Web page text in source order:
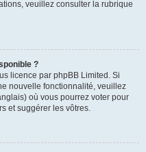
veuillez consulter la rubrique
?
licence par phpBB Limited. Si
nouvelle fonctionnalité, veuillez
où vous pourrez voter pour
et suggérer les vôtres.